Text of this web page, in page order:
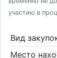
участию в
Вид
Место